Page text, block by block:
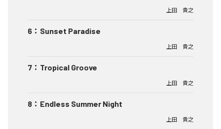
上田 貴之
6 ： Sunset Paradise
上田 貴之
7 ： Tropical Groove
上田 貴之
8 ： Endless Summer Night
上田 貴之